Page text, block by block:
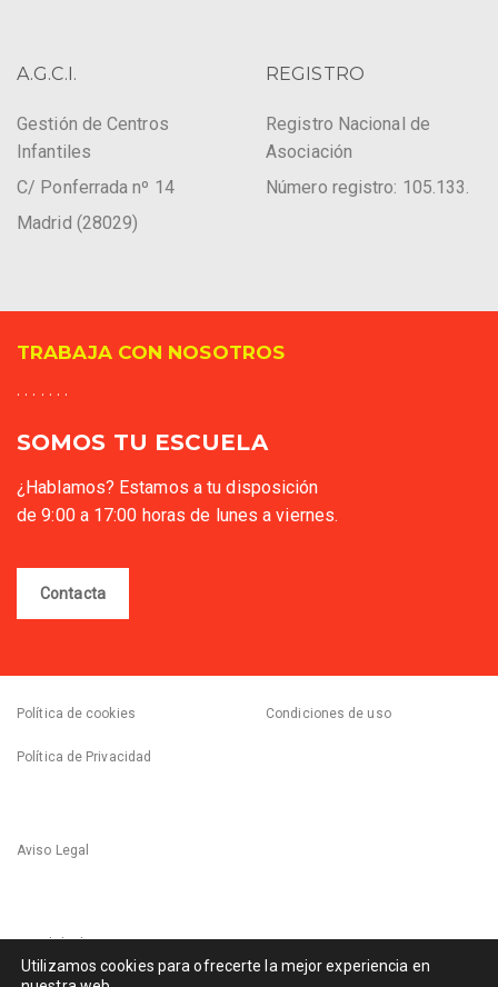
A.G.C.I.
Gestión de Centros
Infantiles
C/ Ponferrada nº 14
Madrid (28029)
REGISTRO
Registro Nacional de
Asociación
Número registro: 105.133.
TRABAJA CON NOSOTROS
. . . . . . .
SOMOS TU ESCUELA
¿Hablamos? Estamos a tu disposición
de 9:00 a 17:00 horas de lunes a viernes.
Contacta
Política de cookies Condiciones de uso
Política de Privacidad
Aviso Legal
Canal de denuncias
Utilizamos cookies para ofrecerte la mejor experiencia en